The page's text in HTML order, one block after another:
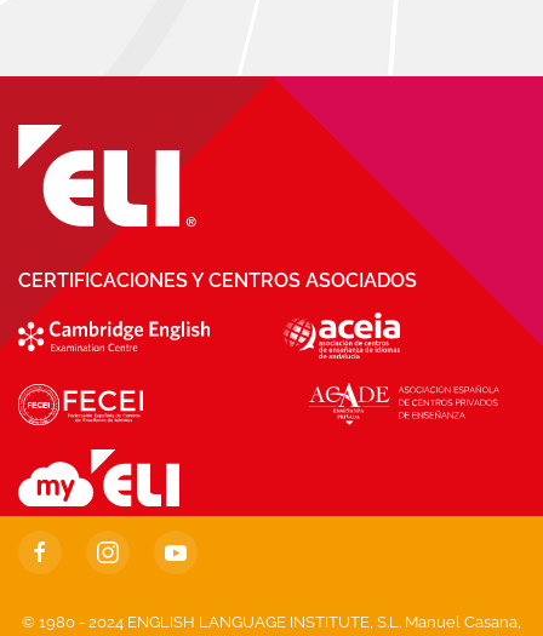
CERTIFICACIONES Y CENTROS ASOCIADOS
© 1980 - 2024 ENGLISH LANGUAGE INSTITUTE, S.L. Manuel Casana,